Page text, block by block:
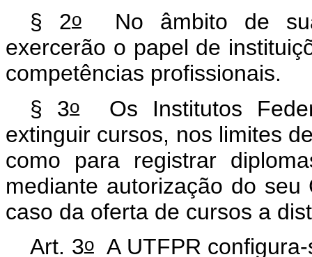
§ 2o No âmbito de
exercerão o papel de
competências profissionais.
§ 3oOs Institutos
extinguir cursos, nos limites
como para registrar
mediante autorização do
caso da oferta de cursos a
Art. 3oA UTFPR configura-